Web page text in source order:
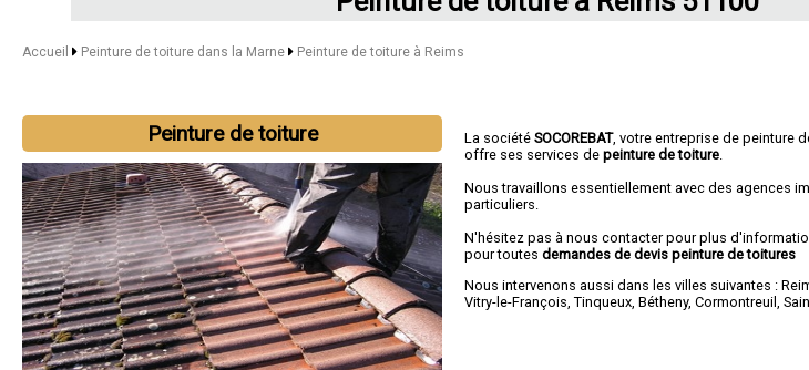
Accueil Peinture de toiture dans la Marne Peinture de toiture à Reims
Peinture de toiture La sociétéSOCOREBAT, votre entreprise de peinture
offre ses services depeinture de toiture
Nous travaillons essentiellement avec des agences
particuliers.
N'hésitez pas à nous contacter pour plus
pour toutesdemandes de devis peinture de toitures
Nous intervenons aussi dans les villes suivantes :
Vitry-le-François ,Tinqueux ,Bétheny,Cormontreuil ,